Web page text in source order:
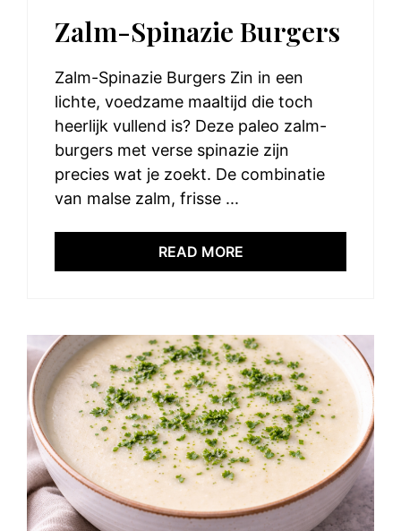
Zalm-Spinazie Burgers
Zalm-Spinazie Burgers Zin in een
lichte, voedzame maaltijd die toch
heerlijk vullend is? Deze paleo zalm-
burgers met verse spinazie zijn
precies wat je zoekt. De combinatie
van malse zalm, frisse ...
READ MORE